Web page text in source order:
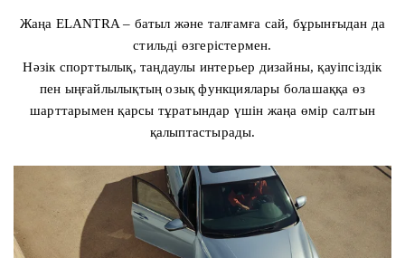
Жаңа ELANTRA – батыл және талғамға сай, бұрынғыдан да
стильді өзгерістермен.
Нәзік спорттылық, таңдаулы интерьер дизайны, қауіпсіздік
пен ыңғайлылықтың озық функциялары болашаққа өз
шарттарымен қарсы тұратындар үшін жаңа өмір салтын
қалыптастырады.